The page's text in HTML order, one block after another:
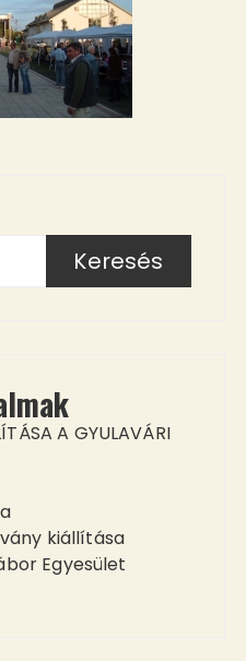
Keresés
A GYULAVÁRI
kiállítása
Egyesület